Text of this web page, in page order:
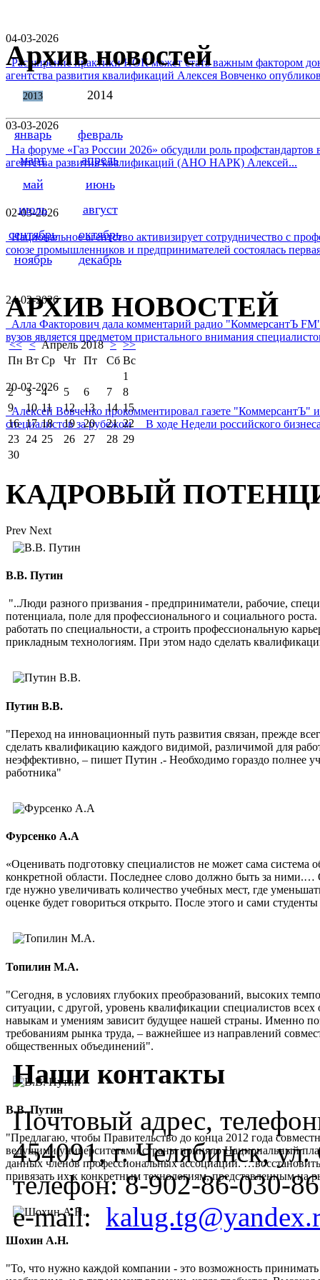
04-03-2026
Расширение практики НОК может стать важным фактором
агентства развития квалификаций Алексея Вовченко
03-03-2026
На форуме «Газ России 2026» обсудили роль
агентства развития квалификаций (АНО НАРК) Алексей...
02-03-2026
Национальное агентство активизирует сотрудничество с
союзе промышленников и предпринимателей состоялась
24-02-2026
Алла Факторович дала комментарий радио "КоммерсантЪ
вузов является предметом пристального внимания
20-02-2026
Алексей Вовченко прокомментировал газете
специалистов за рубежом В ходе Недели российского
Архив новостей
2013 2014
январь
февраль
март
апрель
май
июнь
июль
август
сентябрь
октябрь
ноябрь
декабрь
АРХИВ НОВОСТЕЙ
<< < Апрель 2018 > >>
Пн Вт Ср Чт Пт Сб Вс
1
2
3 4 5 6 7
8
9
10 11 12 13 14 15
16 17 18 19 20 21 22
23 24 25 26 27 28 29
30
КАДРОВЫЙ
Prev Next
В.В. Путин
"..Люди разного призвания - предприниматели, рабочие,
потенциала, поле для профессионального и социального
работать по специальности, а строить профессиональную
прикладным технологиям. При этом надо сделать
Путин В.В.
"Переход на инновационный путь развития связан, прежде
сделать квалификацию каждого видимой, различимой для
неэффективно, – пишет Путин .- Необходимо гораздо полнее
работника"
Фурсенко А.А
«Оценивать подготовку специалистов не может сама
конкретной области. Последнее слово должно быть за ними.…
где нужно увеличивать количество учебных мест, где
оценке будет говориться открыто. После этого и сами
Топилин М.А.
"Сегодня, в условиях глубоких преобразований, высоких
ситуации, с другой, уровень квалификации специалистов
навыкам и умениям зависит будущее нашей страны. Именно
требованиям рынка труда, – важнейшее из направлений
общественных объединений".
В.В. Путин
"Предлагаю, чтобы Правительство до конца 2012 года
ведущими университетами страны приняло Национальный
данных членов профессиональных ассоциаций.
привязать их к конкретным технологиям, представленным на
Шохин А.Н.
"То, что нужно каждой компании - это возможность
Наши контакты
Почтовый адрес,
454091, г. Челябинск,
телефон:8-902-86-030-86
e-mail: